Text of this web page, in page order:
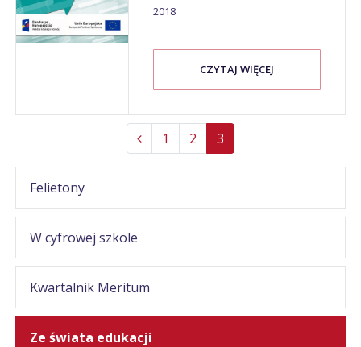
2018
CZYTAJ WIĘCEJ
1 2 3
Felietony
W cyfrowej szkole
Kwartalnik Meritum
Ze świata edukacji